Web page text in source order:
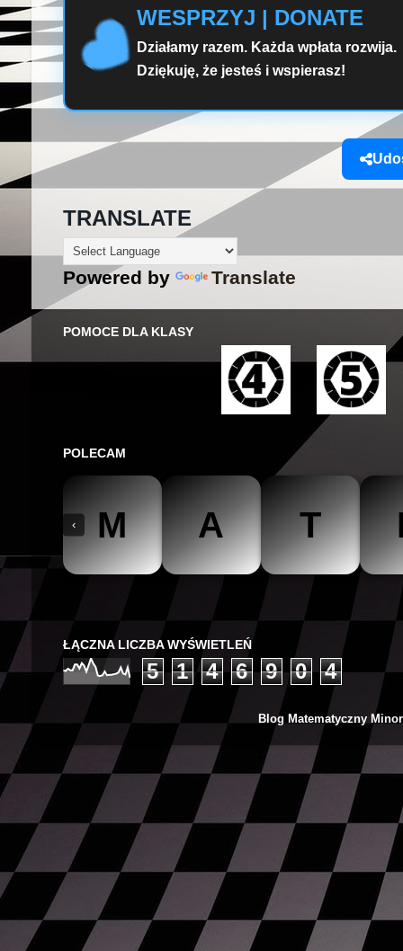
WESPRZYJ | DONATE
Działamy razem. Każda wpłata rozwija.
Dziękuję, że jesteś i wspierasz!
TRANSLATE
Powered by Translate
POMOCE DLA KLASY
POLECAM
‹ M A T
ŁĄCZNA LICZBA WYŚWIETLEŃ
5 1 4 6 9 0 4
Blog Matematyczny